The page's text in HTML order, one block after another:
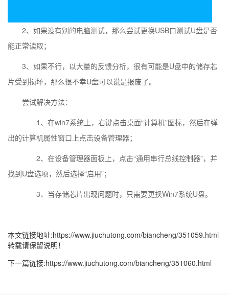
2、如果没有别的电脑测试，那么尝试更换USB口测试U盘是否
能正常读取；
3、如果不行，以大量的反馈分析，很有可能是U盘中的储存芯
片受到损坏，那么很不幸U盘可以说是报废了。
尝试解决方法：
1、在win7系统上，右键点击桌面“计算机”图标，然后在弹
出的计算机属性窗口上点击设备管理器；
2、在设备管理器面板上，点击“通用串行总线控制器”，并
找到U盘选项，然后选择“启用”；
3、当存储芯片出现问题时，只需要更换Win7系统U盘。
本文链接地址:https://www.jiuchutong.com/biancheng/351059.html
转载请保留说明！
下一篇链接:https://www.jiuchutong.com/biancheng/351060.html